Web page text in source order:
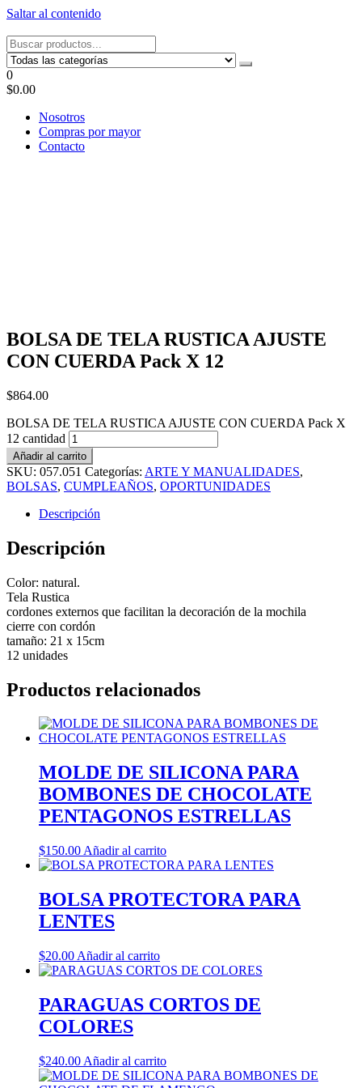
Saltar al contenido
Tel: 22087679 – Cel: 097 822122 – Joaquín Requena 2459
0
$0.00
Nosotros
Compras por mayor
Contacto
BOLSA DE TELA RUSTICA AJUSTE
CON CUERDA Pack X 12
$864.00
BOLSA DE TELA RUSTICA AJUSTE CON CUERDA Pack X
12 cantidad
Añadir al carrito
SKU: 057.051 Categorías: ARTE Y MANUALIDADES,
BOLSAS, CUMPLEAÑOS, OPORTUNIDADES
Descripción
Descripción
Color: natural.
Tela Rustica
cordones externos que facilitan la decoración de la mochila
cierre con cordón
tamaño: 21 x 15cm
12 unidades
Productos relacionados
MOLDE DE SILICONA PARA
BOMBONES DE CHOCOLATE
PENTAGONOS ESTRELLAS
$150.00 Añadir al carrito
BOLSA PROTECTORA PARA
LENTES
$20.00 Añadir al carrito
PARAGUAS CORTOS DE
COLORES
$240.00 Añadir al carrito